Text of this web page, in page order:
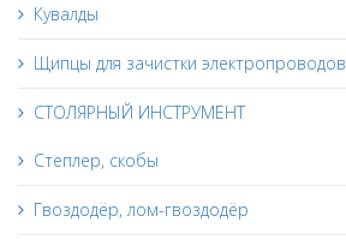
Кувалды
Щипцы для зачистки электропроводов
СТОЛЯРНЫЙ ИНСТРУМЕНТ
Степлер, скобы
Гвоздодёр, лом-гвоздодёр